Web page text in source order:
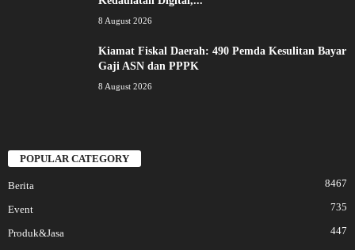
8 August 2026
Kiamat Fiskal Daerah: 490 Pemda Kesulitan Bayar
Gaji ASN dan PPPK
8 August 2026
POPULAR CATEGORY
Berita 8467
Event 735
Produk&Jasa
447